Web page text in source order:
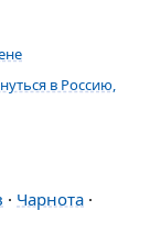
в Россию,
· Чарнота ·